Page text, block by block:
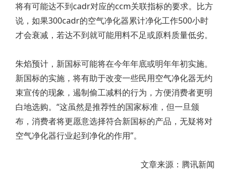
将有可能达不到cadr对应的ccm关联指标的要求。比方
说，如果300cadr的空气净化器累计净化工作500小时
才会衰减，若达不到就可能用料不足或原料质量低劣。
朱焰预计，新国标可能将在今年年底或明年年初实施。
新国标的实施，将有助于改变一些民用空气净化器无约
束宣传的现象，遏制偷工减料的行为，方便消费者更明
白地选购。“这虽然是推荐性的国家标准，但一旦颁
布，消费者将更愿意选择符合新国标的产品，无疑将对
空气净化器行业起到净化的作用”。
文章来源：腾讯新闻